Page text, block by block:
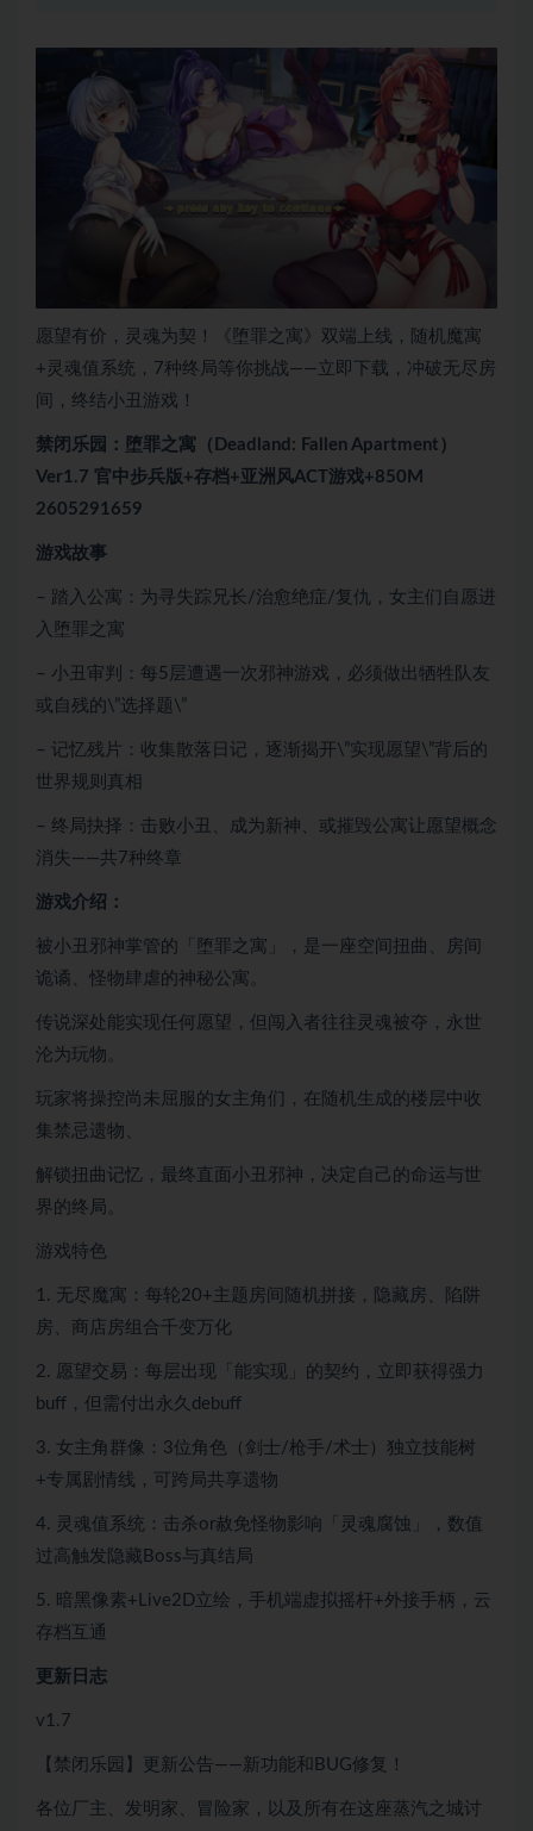
愿望有价，灵魂为契！《堕罪之寓》双端上线，随机魔寓
+灵魂值系统，7种终局等你挑战——立即下载，冲破无尽房
间，终结小丑游戏！
禁闭乐园：堕罪之寓（Deadland: Fallen Apartment）
Ver1.7 官中步兵版+存档+亚洲风ACT游戏+850M
2605291659
游戏故事
– 踏入公寓：为寻失踪兄长/治愈绝症/复仇，女主们自愿进
入堕罪之寓
– 小丑审判：每5层遭遇一次邪神游戏，必须做出牺牲队友
或自残的\”选择题\”
– 记忆残片：收集散落日记，逐渐揭开\”实现愿望\”背后的
世界规则真相
– 终局抉择：击败小丑、成为新神、或摧毁公寓让愿望概念
消失——共7种终章
游戏介绍：
被小丑邪神掌管的「堕罪之寓」，是一座空间扭曲、房间
诡谲、怪物肆虐的神秘公寓。
传说深处能实现任何愿望，但闯入者往往灵魂被夺，永世
沦为玩物。
玩家将操控尚未屈服的女主角们，在随机生成的楼层中收
集禁忌遗物、
解锁扭曲记忆，最终直面小丑邪神，决定自己的命运与世
界的终局。
游戏特色
1. 无尽魔寓：每轮20+主题房间随机拼接，隐藏房、陷阱
房、商店房组合千变万化
2. 愿望交易：每层出现「能实现」的契约，立即获得强力
buff，但需付出永久debuff
3. 女主角群像：3位角色（剑士/枪手/术士）独立技能树
+专属剧情线，可跨局共享遗物
4. 灵魂值系统：击杀or赦免怪物影响「灵魂腐蚀」，数值
过高触发隐藏Boss与真结局
5. 暗黑像素+Live2D立绘，手机端虚拟摇杆+外接手柄，云
存档互通
更新日志
v1.7
【禁闭乐园】更新公告——新功能和BUG修复！
各位厂主、发明家、冒险家，以及所有在这座蒸汽之城讨